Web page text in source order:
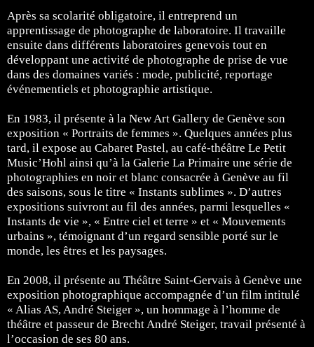
Après sa scolarité obligatoire, il entreprend un
apprentissage de photographe de laboratoire. Il travaille
ensuite dans différents laboratoires genevois tout en
développant une activité de photographe de prise de vue
dans des domaines variés : mode, publicité, reportage
événementiels et photographie artistique.
En 1983, il présente à la New Art Gallery de Genève son
exposition « Portraits de femmes ». Quelques années plus
tard, il expose au Cabaret Pastel, au café-théâtre Le Petit
Music’Hohl ainsi qu’à la Galerie La Primaire une série de
photographies en noir et blanc consacrée à Genève au fil
des saisons, sous le titre « Instants sublimes ». D’autres
expositions suivront au fil des années, parmi lesquelles «
Instants de vie », « Entre ciel et terre » et « Mouvements
urbains », témoignant d’un regard sensible porté sur le
monde, les êtres et les paysages.
En 2008, il présente au Théâtre Saint-Gervais à Genève une
exposition photographique accompagnée d’un film intitulé
« Alias AS, André Steiger », un hommage à l’homme de
théâtre et passeur de Brecht André Steiger, travail présenté à
l’occasion de ses 80 ans.